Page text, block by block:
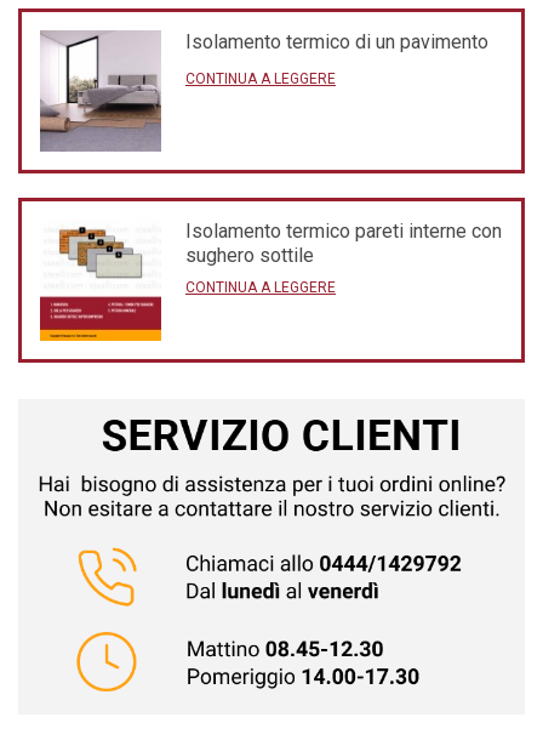
Isolamento termico di un pavimento
CONTINUA A LEGGERE
Isolamento termico pareti interne con
sughero sottile
CONTINUA A LEGGERE